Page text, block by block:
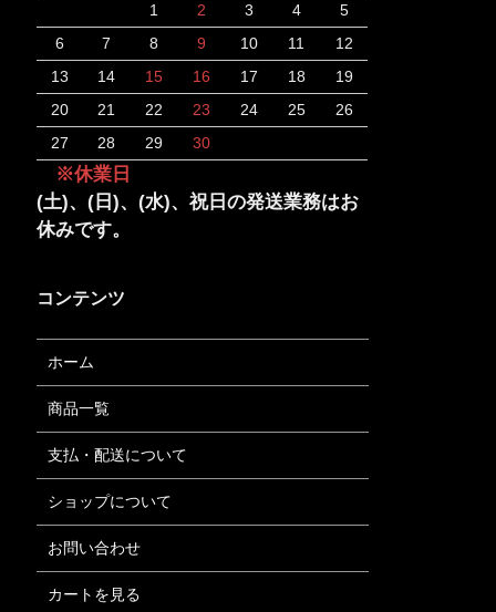
1
2 3 4
5
6
7 8 9 10 11
12
13
14 15 16 17 18
19
20
21 22 23 24 25
26
27
28 29 30
※休業日
(土)、(日)、(水)、祝日の発送業務はお
休みです。
コンテンツ
ホーム
商品一覧
支払・配送について
ショップについて
お問い合わせ
カートを見る